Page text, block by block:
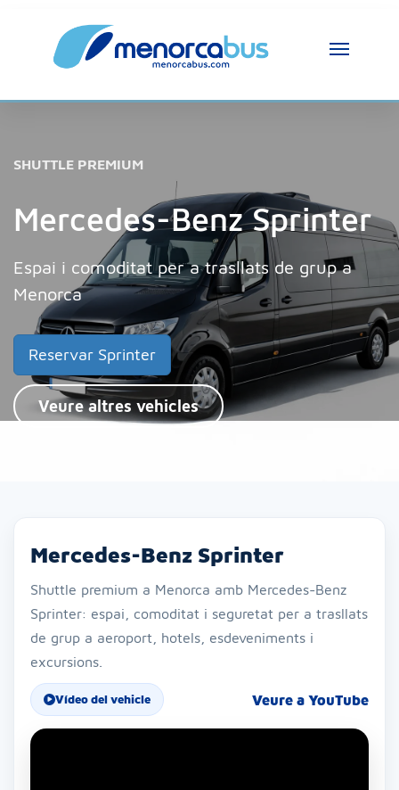
SHUTTLE PREMIUM
Mercedes-Benz Sprinter
Espai i comoditat per a trasllats de grup a
Menorca
Reservar Sprinter
Veure altres vehicles
Mercedes-Benz Sprinter
Shuttle premium a Menorca amb Mercedes-Benz
Sprinter: espai, comoditat i seguretat per a trasllats
de grup a aeroport, hotels, esdeveniments i
excursions.
Vídeo del vehicle Veure a YouTube